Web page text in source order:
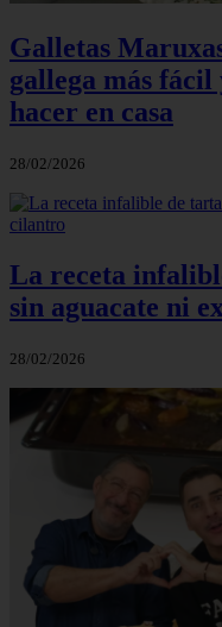
Galletas
gallega más
hacer en casa
28/02/2026
La receta
sin aguacate ni
28/02/2026